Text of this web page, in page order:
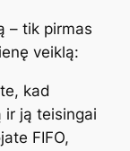
– tik pirmas
veiklą:
kad
ir ją teisingai
FIFO,